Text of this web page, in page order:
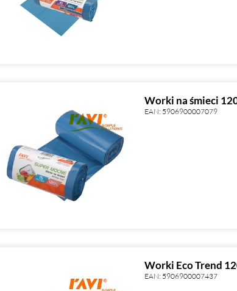
Worki na śmieci
EAN: 5906900007079
Worki Eco Trend
EAN: 5906900007437